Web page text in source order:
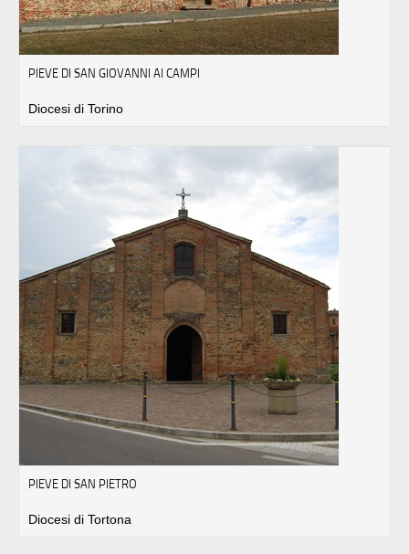
PIEVE DI SAN GIOVANNI AI CAMPI
Diocesi di Torino
PIEVE DI SAN PIETRO
Diocesi di Tortona